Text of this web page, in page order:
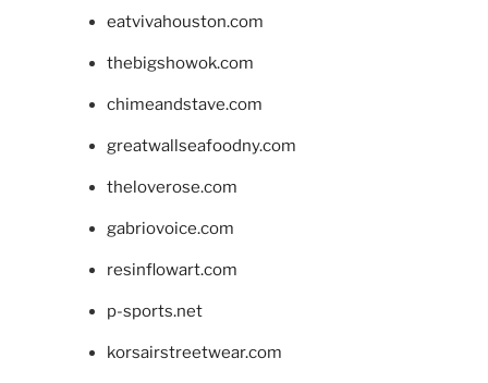
eatvivahouston.com
thebigshowok.com
chimeandstave.com
greatwallseafoodny.com
theloverose.com
gabriovoice.com
resinflowart.com
p-sports.net
korsairstreetwear.com